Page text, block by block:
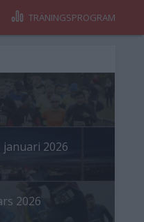
TRÄNINGSPROGRAM
januari 2026
2026